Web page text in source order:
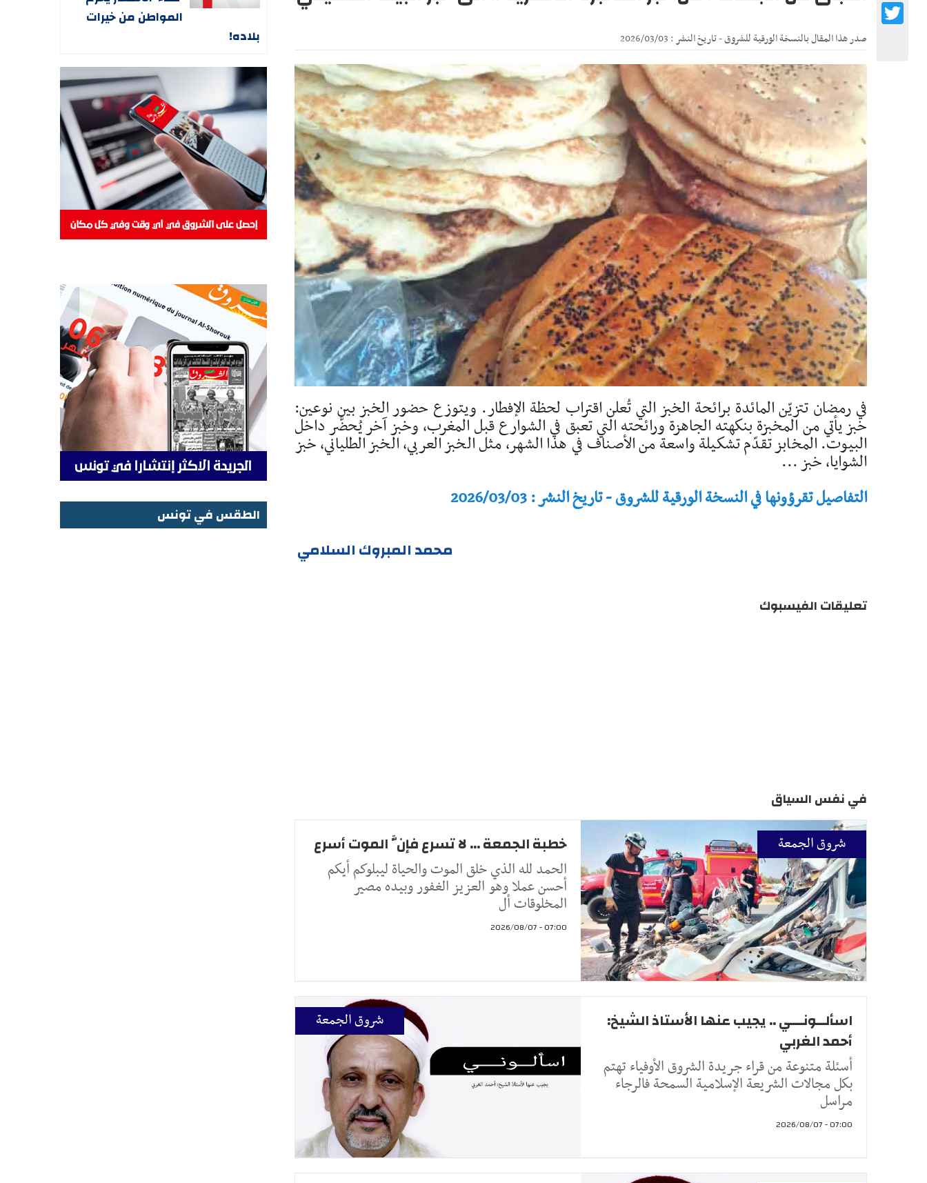
صدر هذا المقال بالنسخة الورقية للشروق - تاريخ النشر : 2026/03/03
في رمضان تتزيّن المائدة برائحة الخبز التي تُعلن اقتراب لحظة الإفطار. ويتوزع حضور الخبز بين نوعين:
خبز يأتي من المخبزة بنكهته الجاهزة ورائحته التي تعبق في الشوارع قبل المغرب، وخبز آخر يُحضَّر داخل
البيوت. المخابز تقدّم تشكيلة واسعة من الأصناف في هذا الشهر، مثل الخبز العربي، الخبز الطلياني، خبز
الشوايا، خبز ...
التفاصيل تقرؤونها في النسخة الورقية للشروق - تاريخ النشر : 2026/03/03
محمد المبروك السلامي
Twitter
تعليقات الفيسبوك
في نفس السياق
شروق الجمعة
خطبة الجمعة ... لا تسرع فإنَّ الموت أسرع
الحمد لله الذي خلق الموت والحياة ليبلوكم أيكم
أحسن عملا وهو العزيز الغفور وبيده مصير
المخلوقات أل
07:00 - 2026/08/07
شروق الجمعة
اسألــونـــي .. يجيب عنها الأستاذ الشيخ:
أحمد الغربي
أسئلة متنوعة من قراء جريدة الشروق الأوفياء تهتم
بكل مجالات الشريعة الإسلامية السمحة فالرجاء
مراسل
07:00 - 2026/08/07
المواطن من خيرات
بلاده!
الطقس في تونس